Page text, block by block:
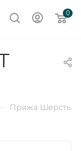
0
Пряжа Шерсть